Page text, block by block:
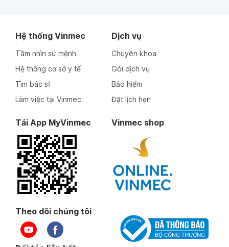
Hệ thống Vinmec
Tầm nhìn sứ mệnh
Hệ thống cơ sở y tế
Tìm bác sĩ
Làm việc tại Vinmec
Dịch vụ
Chuyên khoa
Gói dịch vụ
Bảo hiểm
Đặt lịch hẹn
Tải App MyVinmec Vinmec shop
Theo dõi chúng tôi